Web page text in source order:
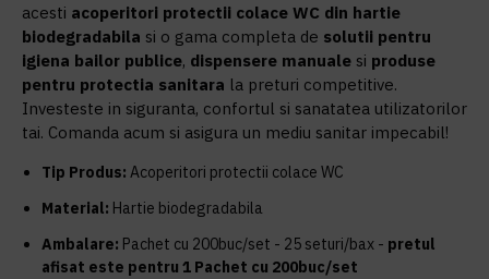
acesti acoperitori protectii colace WC din hartie
biodegradabila si o gama completa de solutii pentru
igiena bailor publice, dispensere manuale si produse
pentru protectia sanitara la preturi competitive.
Investeste in siguranta, confortul si sanatatea utilizatorilor
tai. Comanda acum si asigura un mediu sanitar impecabil!
Tip Produs: Acoperitori protectii colace WC
Material: Hartie biodegradabila
Ambalare: Pachet cu 200buc/set - 25 seturi/bax - pretul
afisat este pentru 1 Pachet cu 200buc/set